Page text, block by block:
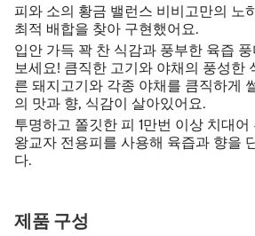
피와 소의 황금 밸런스 비비고만의 노
최적 배합을 찾아 구현했어요.
입안 가득 꽉 찬 식감과 풍부한 육즙
보세요! 큼직한 고기와 야채의 풍성한
른 돼지고기와 각종 야채를 큼직하게
의 맛과 향, 식감이 살아있어요.
투명하고 쫄깃한 피 1만번 이상 치대
왕교자 전용피를 사용해 육즙과 향을
다.
제품 구성